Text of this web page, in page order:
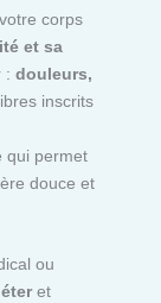
corps
et sa
: douleurs,
inscrits
qui permet
douce et
ou
et